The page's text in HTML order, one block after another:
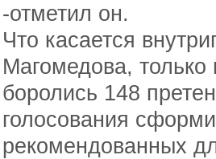
-отметил он.
Что касается
Магомедова,
боролись 148
голосования
рекомендованных